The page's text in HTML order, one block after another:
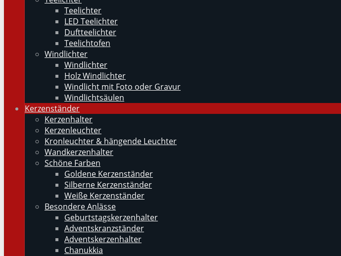
Teelichter
LED Teelichter
Duftteelichter
Teelichtofen
Windlichter
Windlichter
Holz Windlichter
Windlicht mit Foto oder Gravur
Windlichtsäulen
Kerzenständer
Kerzenhalter
Kerzenleuchter
Kronleuchter & hängende Leuchter
Wandkerzenhalter
Schöne Farben
Goldene Kerzenständer
Silberne Kerzenständer
Weiße Kerzenständer
Besondere Anlässe
Geburtstagskerzenhalter
Adventskranzständer
Adventskerzenhalter
Chanukkia